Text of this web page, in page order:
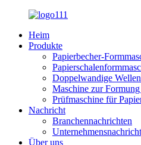
Heim
Produkte
Papierbecher-
Doppelwandige
Maschine zur
Prüfmaschine für
Nachricht
Branchennachrichten
Über uns